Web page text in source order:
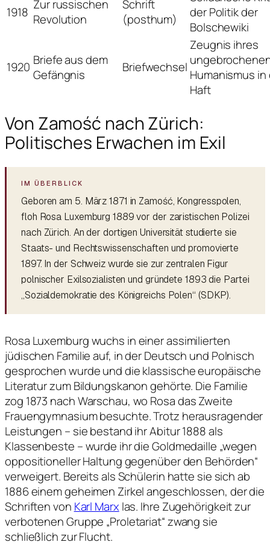
1918 Zur russischen
Revolution
Schrift
(posthum)
der Politik der
Bolschewiki
1920 Briefe aus dem
Gefängnis
Briefwechsel
Zeugnis ihres
Humanismus in
Haft
Von Zamość nach Zürich:
Politisches Erwachen im Exil
Geboren am 5. März 1871 in Zamość, Kongresspolen,
floh Rosa Luxemburg 1889 vor der zaristischen Polizei
nach Zürich. An der dortigen Universität studierte sie
Staats- und Rechtswissenschaften und promovierte
1897. In der Schweiz wurde sie zur zentralen Figur
polnischer Exilsozialisten und gründete 1893 die Partei
„Sozialdemokratie des Königreichs Polen“ (SDKP).
Rosa Luxemburg wuchs in einer assimilierten
jüdischen Familie auf, in der Deutsch und Polnisch
gesprochen wurde und die klassische europäische
Literatur zum Bildungskanon gehörte. Die Familie
zog 1873 nach Warschau, wo Rosa das Zweite
Frauengymnasium besuchte. Trotz herausragender
Leistungen – sie bestand ihr Abitur 1888 als
Klassenbeste – wurde ihr die Goldmedaille „wegen
oppositioneller Haltung gegenüber den Behörden“
verweigert. Bereits als Schülerin hatte sie sich ab
1886 einem geheimen Zirkel angeschlossen, der die
Schriften von Karl Marxlas. Ihre Zugehörigkeit zur
verbotenen Gruppe „Proletariat“ zwang sie
schließlich zur Flucht.